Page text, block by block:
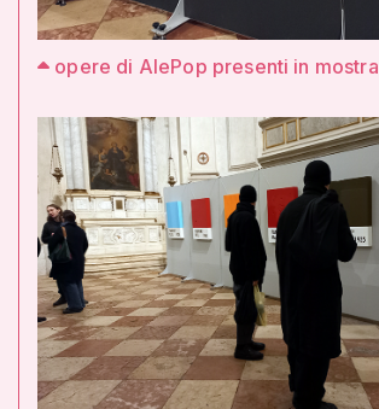
opere di AlePop presenti in mostra